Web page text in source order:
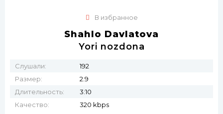
В избранное
Shahlo Davlatova
Yori nozdona
Слушали:
192
Размер:
2.9
Длительность:
3:10
Качество:
320 kbps